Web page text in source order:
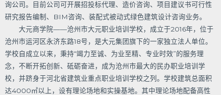
询公司。目前公司可开展招投标代理、造价咨询、项目建议书可行性
研究报告编制、BIM咨询、装配式被动式绿色建筑设计咨询业务。
大元商学院——沧州市大元职业培训学校，成立于2016年，位于
沧州市运河区永济东路18号，是大元集团旗下的一家独立法人单位。
学校自成立以来，秉持“竭力至诚、为业至精、专业时效”的服务理
念，不断开拓创新、砥砺奋进，成为沧州市最大的民办职业培训学
校，并跻身于河北省建筑业重点职业培训学校之列。学校建筑总面积
达4000㎡以上，设有理论场地和实操基地。其中理论场地配备高性